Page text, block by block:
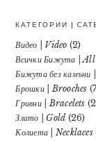
КАТЕГОРИИ |
Видео | Video (2)
Всички Бижута |
Бижута без
Брошки | Brooches
Гривни | Bracelets
Злато | Gold (26)
Колиета | Necklaces